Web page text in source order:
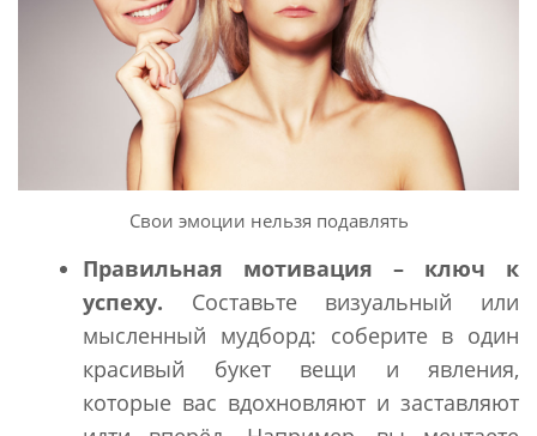
Свои эмоции нельзя подавлять
Правильная мотивация – ключ к
успеху. Составьте визуальный или
мысленный мудборд: соберите в один
красивый букет вещи и явления,
которые вас вдохновляют и заставляют